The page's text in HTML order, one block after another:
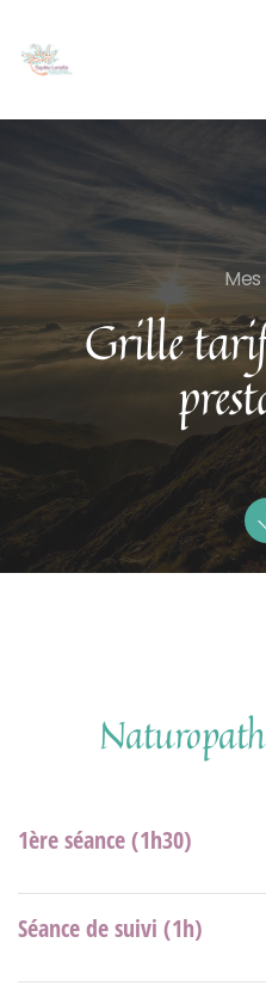
Grille
1ère séance (1h30)
Séance de suivi (1h)